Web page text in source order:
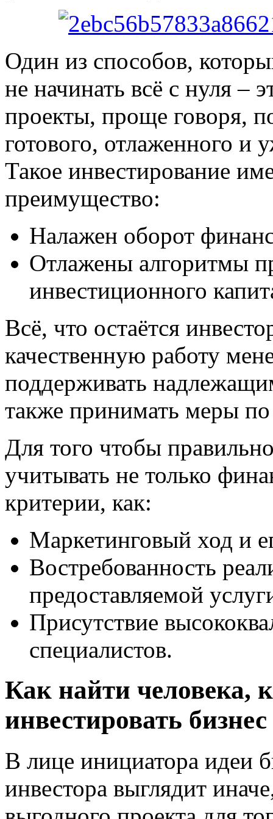
Один из способов,
не начинать всё с нуля –
проекты, проще говоря,
готового, отлаженного и
Такое инвестирование
преимущество:
Налажен оборот
Отлажены алгоритмы
инвестиционного
Всё, что остаётся
качественную работу
поддерживать
также принимать меры
Для того чтобы
учитывать не только
критерии, как:
Маркетинговый ход и
Востребованность
предоставляемой
Присутствие
специалистов.
Как найти человека,
инвестировать
В лице инициатора идеи
инвестора выглядит